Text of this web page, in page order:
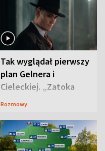
Tak wyglądał pierwszy
plan Gelnera i
Cieleckiej. „Zatoka
szpiegów” od razu ich
Rozmowy